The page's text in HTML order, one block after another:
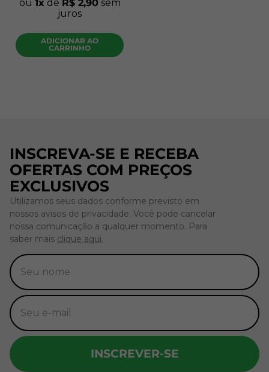
ou 1 de R$ 2,90 sem
juros
ADICIONAR AO
CARRINHO
INSCREVA-SE E RECEBA
OFERTAS COM PREÇOS
EXCLUSIVOS
Utilizamos seus dados conforme previsto em
nossos avisos de privacidade. Você pode cancelar
nossa comunicação a qualquer momento. Para
saber mais clique aqui.
INSCREVER-SE